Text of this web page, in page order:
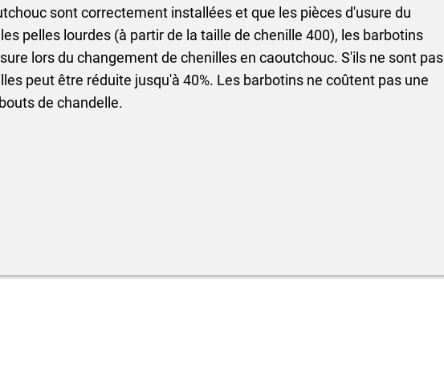
sont correctement installées et que les pièces d'usure du
pelles lourdes (à partir de la taille de chenille 400), les barbotins
lors du changement de chenilles en caoutchouc. S'ils ne sont pas
peut être réduite jusqu'à 40%. Les barbotins ne coûtent pas une
de chandelle.